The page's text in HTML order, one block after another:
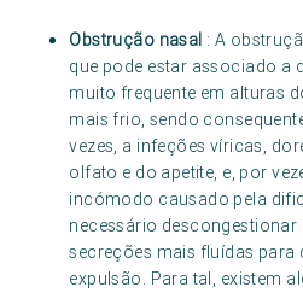
Obstrução nasal : A
que pode estar associado a
muito frequente em alturas
mais frio, sendo
vezes, a infeções víricas,
olfato e do apetite, e, por
incómodo causado pela
necessário
secreções mais fluídas para
expulsão. Para tal, existem